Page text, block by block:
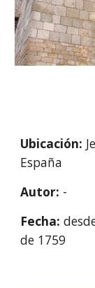
Ubicación:
España
Autor: -
Fecha:
de 1759